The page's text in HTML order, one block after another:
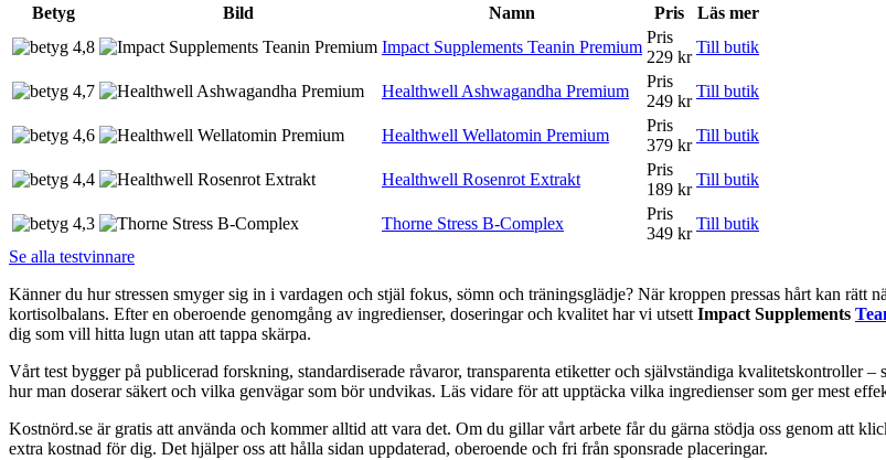
Betyg
Bild Namn Pris
Läs mer
4,8
Impact Supplements Teanin Premium
Pris
229 kr
Till butik
4,7 Healthwell Ashwagandha Premium
Pris
249 kr
Till butik
4,6 Healthwell Wellatomin Premium
Pris
379 kr
Till butik
4,4 Healthwell Rosenrot Extrakt
Pris
189 kr
Till butik
4,3 Thorne Stress B-Complex
Pris
349 kr
Till butik
Se alla testvinnare
Känner du hur stressen smyger sig in i vardagen och stjäl fokus, sömn och träningsglädje? När kroppen pressas hårt kan rätt
kortisolbalans. Efter en oberoende genomgång av ingredienser, doseringar och kvalitet har vi utsett Impact Supplements
dig som vill hitta lugn utan att tappa skärpa.
Vårt test bygger på publicerad forskning, standardiserade råvaror, transparenta etiketter och självständiga kvalitetskontroller
hur man doserar säkert och vilka genvägar som bör undvikas. Läs vidare för att upptäcka vilka ingredienser som ger mest
Kostnörd.se är gratis att använda och kommer alltid att vara det. Om du gillar vårt arbete får du gärna stödja oss genom att
extra kostnad för dig. Det hjälper oss att hålla sidan uppdaterad, oberoende och fri från sponsrade placeringar.